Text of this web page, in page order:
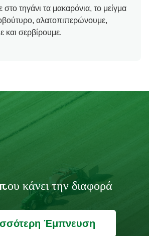
τηγάνι τα μακαρόνια, το μείγμα
αλατοπιπερώνουμε,
και σερβίρουμε.
κάνει την διαφορά
Έμπνευση